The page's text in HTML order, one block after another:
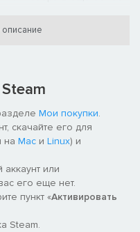
добыть еще более
Мои покупки.
скачайте его для
на Mac и Linux) и
аккаунт или
его еще нет.
пункт «Активировать
Steam.